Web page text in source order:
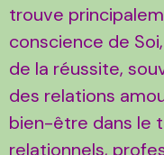
trouve
conscience de
de la réussite,
des relations
bien-être dans le
relationnels,